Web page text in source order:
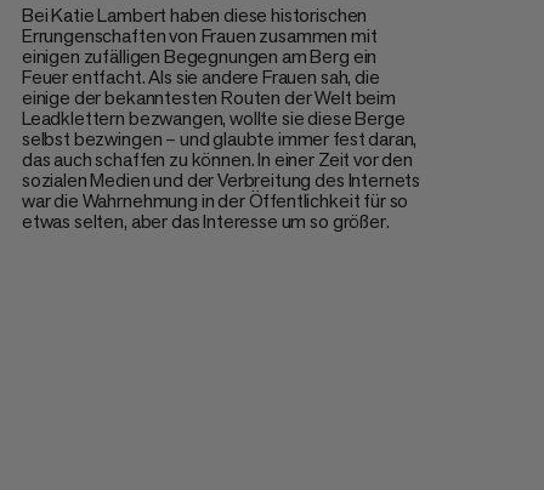
Bei Katie Lambert haben diese historischen
Errungenschaften von Frauen zusammen mit
einigen zufälligen Begegnungen am Berg ein
Feuer entfacht. Als sie andere Frauen sah, die
einige der bekanntesten Routen der Welt beim
Leadklettern bezwangen, wollte sie diese Berge
selbst bezwingen – und glaubte immer fest daran,
das auch schaffen zu können. In einer Zeit vor den
sozialen Medien und der Verbreitung des Internets
war die Wahrnehmung in der Öffentlichkeit für so
etwas selten, aber das Interesse um so größer.